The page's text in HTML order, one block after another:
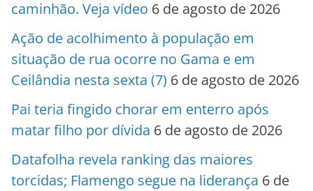
caminhão. Veja vídeo 6 de agosto de 2026
Ação de acolhimento à população em
situação de rua ocorre no Gama e em
Ceilândia nesta sexta (7) 6 de agosto de 2026
Pai teria fingido chorar em enterro após
matar filho por dívida 6 de agosto de 2026
Datafolha revela ranking das maiores
torcidas; Flamengo segue na liderança 6 de